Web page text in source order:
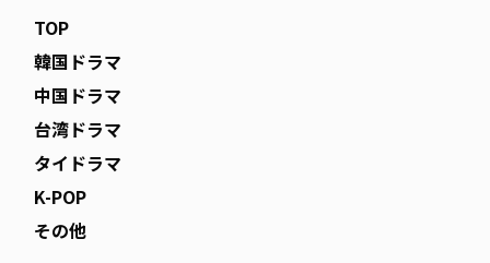
TOP
韓国ドラマ
中国ドラマ
台湾ドラマ
タイドラマ
K-POP
その他